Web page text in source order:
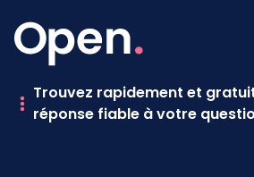
Trouvez rapidement et
réponse fiable à votre